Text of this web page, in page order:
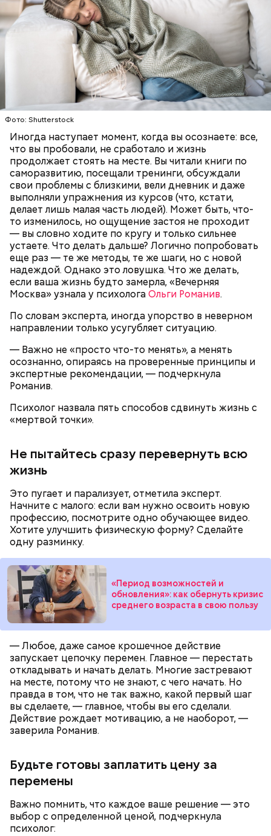
Фото: Shutterstock
Иногда наступает момент, когда вы осознаете: все,
что вы пробовали, не сработало и жизнь
продолжает стоять на месте. Вы читали книги по
саморазвитию, посещали тренинги, обсуждали
свои проблемы с близкими, вели дневник и даже
выполняли упражнения из курсов (что, кстати,
делает лишь малая часть людей). Может быть, что-
то изменилось, но ощущение застоя не проходит
— вы словно ходите по кругу и только сильнее
устаете. Что делать дальше? Логично попробовать
еще раз — те же методы, те же шаги, но с новой
надеждой. Однако это ловушка. Что же делать,
если ваша жизнь будто замерла, «Вечерняя
Москва» узнала у психологаОльги Романив.
По словам эксперта, иногда упорство в неверном
направлении только усугубляет ситуацию.
— Важно не «просто что-то менять», а менять
осознанно, опираясь на проверенные принципы и
экспертные рекомендации, — подчеркнула
Романив.
Психолог назвала пять способов сдвинуть жизнь с
«мертвой точки».
Не пытайтесь сразу перевернуть всю
жизнь
Это пугает и парализует, отметила эксперт.
Начните с малого: если вам нужно освоить новую
профессию, посмотрите одно обучающее видео.
Хотите улучшить физическую форму? Сделайте
одну разминку.
«Период возможностей и
обновления»: как обернуть кризис
среднего возраста в свою пользу
— Любое, даже самое крошечное действие
запускает цепочку перемен. Главное — перестать
откладывать и начать делать. Многие застревают
на месте, потому что не знают, с чего начать. Но
правда в том, что не так важно, какой первый шаг
вы сделаете, — главное, чтобы вы его сделали.
Действие рождает мотивацию, а не наоборот, —
заверила Романив.
Будьте готовы заплатить цену за
перемены
Важно помнить, что каждое ваше решение — это
выбор с определенной ценой, подчеркнула
психолог:
Противень ставится в духовку, разогретую до 180–
о пользе кабачков
Кабачки, тушеные с курицей
Ингредиенты:
кабачок;
лук;
растительное масло;
соль, перец по вкусу;
свежий базилик;
сливки жирностью 20 процентов.
Как приготовить домашний
майонез: три простых рецепта
объяснила, в чем заключается
польза сезонных овощей и
фруктов
Как выбрать дыню
Фото: Shutterstock
При выборе дыни эксперт посоветовала
ориентироваться на запах:
— Она должна приятно пахнуть. Если дыня не
пахнет, значит, ее созревание ускорили или
сорвали недозревшей. Она может быть мягкой, но
будет безвкусной.